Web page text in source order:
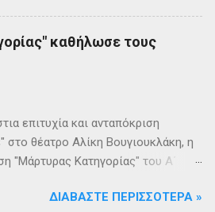
καθήλωσε τους
επιτυχία και ανταπόκριση
στο θέατρο Αλίκη Βουγιουκλάκη, η
"Μάρτυρας Κατηγορίας" του Α΄
Το θέατρο γέμισε και πάνω από
ΔΙΑΒΆΣΤΕ ΠΕΡΙΣΣΌΤΕΡΑ »